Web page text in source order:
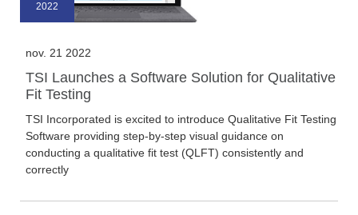
2022
nov. 21 2022
TSI Launches a Software Solution for Qualitative
Fit Testing
TSI Incorporated is excited to introduce Qualitative Fit Testing
Software providing step-by-step visual guidance on
conducting a qualitative fit test (QLFT) consistently and
correctly